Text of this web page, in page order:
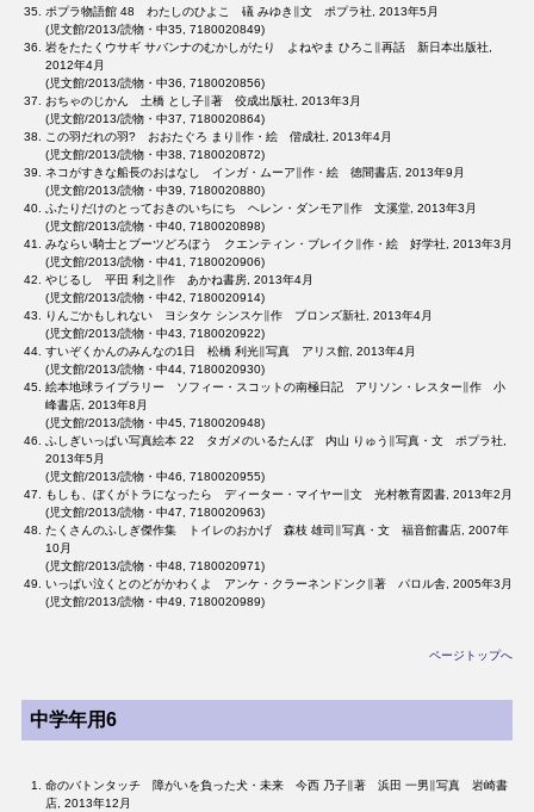
ポプラ物語館 48 わたしのひよこ 礒 みゆき∥文 ポプラ社, 2013年5月
(児文館/2013/読物・中35, 7180020849)
岩をたたくウサギ サバンナのむかしがたり よねやま ひろこ∥再話 新日本出版社,
2012年4月
(児文館/2013/読物・中36, 7180020856)
おちゃのじかん 土橋 とし子∥著 佼成出版社, 2013年3月
(児文館/2013/読物・中37, 7180020864)
この羽だれの羽? おおたぐろ まり∥作・絵 偕成社, 2013年4月
(児文館/2013/読物・中38, 7180020872)
ネコがすきな船長のおはなし インガ・ムーア∥作・絵 徳間書店, 2013年9月
(児文館/2013/読物・中39, 7180020880)
ふたりだけのとっておきのいちにち ヘレン・ダンモア∥作 文溪堂, 2013年3月
(児文館/2013/読物・中40, 7180020898)
みならい騎士とブーツどろぼう クエンティン・ブレイク∥作・絵 好学社, 2013年3月
(児文館/2013/読物・中41, 7180020906)
やじるし 平田 利之∥作 あかね書房, 2013年4月
(児文館/2013/読物・中42, 7180020914)
りんごかもしれない ヨシタケ シンスケ∥作 ブロンズ新社, 2013年4月
(児文館/2013/読物・中43, 7180020922)
すいぞくかんのみんなの1日 松橋 利光∥写真 アリス館, 2013年4月
(児文館/2013/読物・中44, 7180020930)
絵本地球ライブラリー ソフィー・スコットの南極日記 アリソン・レスター∥作 小
峰書店, 2013年8月
(児文館/2013/読物・中45, 7180020948)
ふしぎいっぱい写真絵本 22 タガメのいるたんぼ 内山 りゅう∥写真・文 ポプラ社,
2013年5月
(児文館/2013/読物・中46, 7180020955)
もしも、ぼくがトラになったら ディーター・マイヤー∥文 光村教育図書, 2013年2月
(児文館/2013/読物・中47, 7180020963)
たくさんのふしぎ傑作集 トイレのおかげ 森枝 雄司∥写真・文 福音館書店, 2007年
10月
(児文館/2013/読物・中48, 7180020971)
いっぱい泣くとのどがかわくよ アンケ・クラーネンドンク∥著 パロル舎, 2005年3月
(児文館/2013/読物・中49, 7180020989)
ページトップへ
中学年用6
命のバトンタッチ 障がいを負った犬・未来 今西 乃子∥著 浜田 一男∥写真 岩崎書
店, 2013年12月